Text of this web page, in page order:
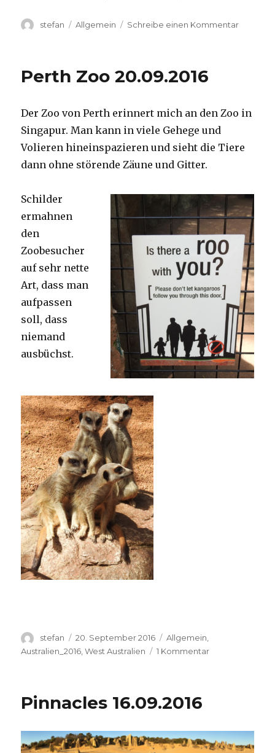
Autor
stefan Kategorien
Allgemein Schreibe einen Kommentarzu
Perth
Perth Zoo 20.09.2016
Der Zoo von Perth erinnert mich an den Zoo in
Singapur. Man kann in viele Gehege und
Volieren hineinspazieren und sieht die Tiere
dann ohne störende Zäune und Gitter.
Schilder
ermahnen
den
Zoobesucher
auf sehr nette
Art, dass man
aufpassen
soll, dass
niemand
ausbüchst.
Autor
stefan
Veröffentlicht
am
20. September 2016 Kategorien
Allgemein,
Australien_2016 ,West Australien 1 Kommentarzu
Pinnacles 16.09.2016